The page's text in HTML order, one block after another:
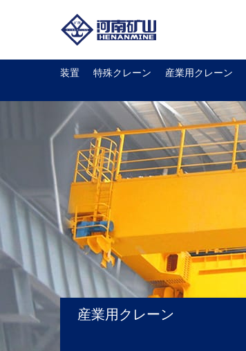
装置
特殊クレーン 産業用クレーン
産業用クレーン